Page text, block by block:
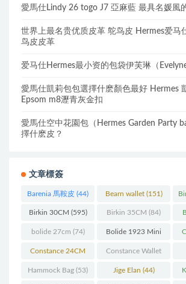
愛馬仕Lindy 26 togo J7 亞麻藍 最具名媛風
世界上最名贵优质皮革 鸵鸟皮 Hermes爱马
鸟皮皮革
爱马仕Hermes最小资的包袋伊芙琳（
愛馬仕凱莉包包選擇什麽顏色最好 Hermes
Epsom m8瀝青灰金扣
愛馬仕空中花園包（Hermes Garden Party
擇什麽皮？
文章標簽
Barenia 馬鞍皮 (44) Bearn wallet(151)
Birkin 30CM (595) Birkin 35CM (84)
bolide 27cm (74) Bolide 1923 Mini
(93)
Constance 24CM
(216)
Constance Wallet
(60)
Hammock Bag (53) Jige Elan (44)